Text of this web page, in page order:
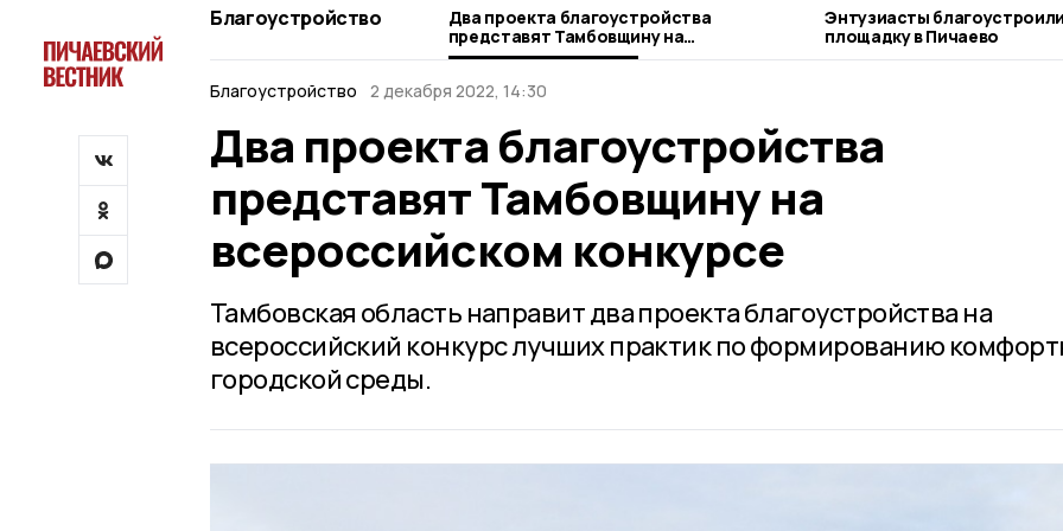
Благоустройство
Два проекта благоустройства
представят Тамбовщину на
всероссийском конкурсе
Энтузиасты
площадку в Пичаево
Благоустройство 2 декабря 2022, 14:30
Два проекта благоустройства
представят Тамбовщину на
всероссийском конкурсе
Тамбовская область направит два проекта благоустройства на
всероссийский конкурс лучших практик по формированию
городской среды.